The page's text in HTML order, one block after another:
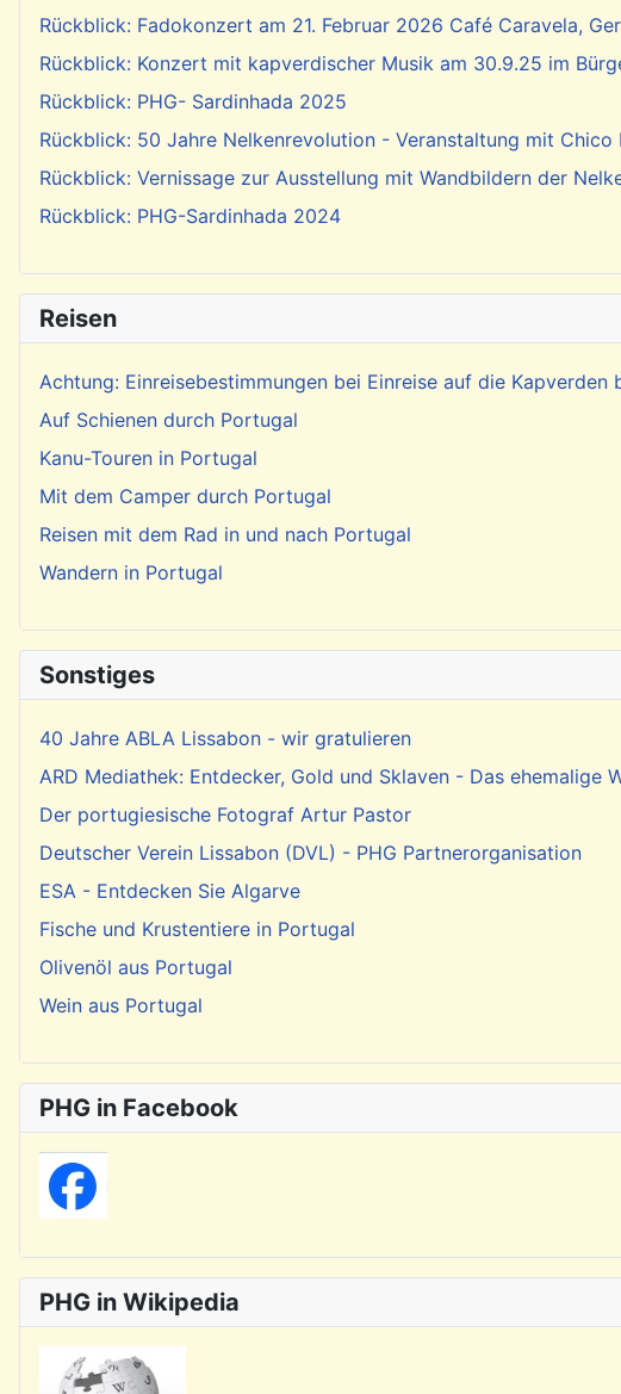
Rückblick: Fadokonzert am 21. Februar 2026 Café Caravela,
Rückblick: Konzert mit kapverdischer Musik am 30.9.25 im
Rückblick: PHG- Sardinhada 2025
Rückblick: 50 Jahre Nelkenrevolution - Veranstaltung mit Chico
Rückblick: Vernissage zur Ausstellung mit Wandbildern der
Rückblick: PHG-Sardinhada 2024
Reisen
Achtung: Einreisebestimmungen bei Einreise auf die Kapverden
Auf Schienen durch Portugal
Kanu-Touren in Portugal
Mit dem Camper durch Portugal
Reisen mit dem Rad in und nach Portugal
Wandern in Portugal
Sonstiges
40 Jahre ABLA Lissabon - wir gratulieren
ARD Mediathek: Entdecker, Gold und Sklaven - Das ehemalige
Der portugiesische Fotograf Artur Pastor
Deutscher Verein Lissabon (DVL) - PHG Partnerorganisation
ESA - Entdecken Sie Algarve
Fische und Krustentiere in Portugal
Olivenöl aus Portugal
Wein aus Portugal
PHG in Facebook
PHG in Wikipedia